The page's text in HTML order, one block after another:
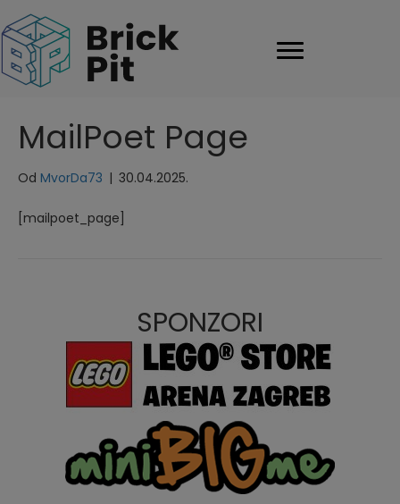
MailPoet Page
Od MvorDa73 | 30.04.2025.
[mailpoet_page]
SPONZORI